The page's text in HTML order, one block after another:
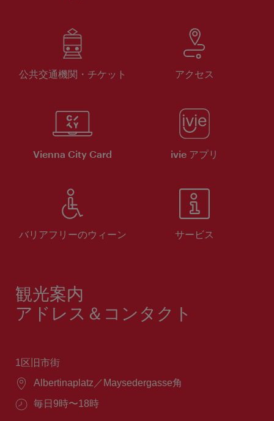
公共交通機関・チケット アクセス
Vienna City Card ivie アプリ
バリアフリーのウィーン サービス
観光案内
アドレス＆コンタクト
1区旧市街
場
Albertinaplatz／Maysedergasse角
営
毎日9時〜18時